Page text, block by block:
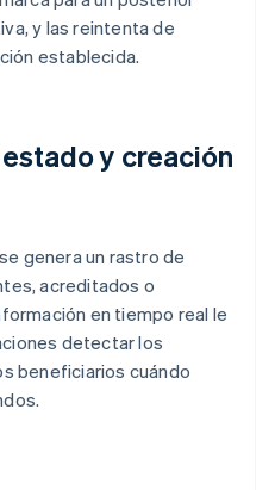
y las reintenta de
establecida.
y creación
genera un rastro de
acreditados o
en tiempo real le
detectar los
beneficiarios cuándo